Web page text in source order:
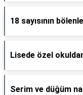
18 sayısının
Lisede özel
Serim ve düğüm